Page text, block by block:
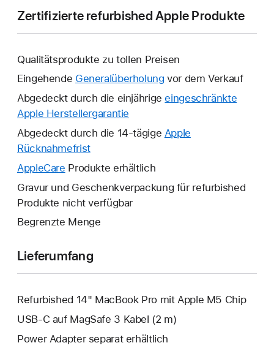
Zertifizierte refurbished Apple Produkte
Qualitätsprodukte zu tollen Preisen
Eingehende Generalüberholung vor dem Verkauf
Abgedeckt durch die einjährige eingeschränkte
Apple Herstellergarantie
neues
geöffnet.
Abgedeckt durch die 14-tägige Apple
RücknahmefristEin
neues
wird
geöffnet.
AppleCare Ein
neues
Fenster
geöffnet.
Produkte erhältlich
Gravur und Geschenkverpackung für refurbished
Produkte nicht verfügbar
Begrenzte Menge
Lieferumfang
Refurbished 14" MacBook Pro mit Apple M5 Chip
USB‑C auf MagSafe 3 Kabel (2 m)
Power Adapter separat erhältlich